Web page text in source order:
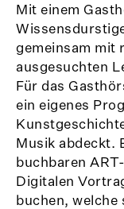
Mit einem
gemeinsam mit
ausgesuchten
Für das
ein eigenes
Musik abdeckt.
buchbaren
Digitalen
buchen, welche